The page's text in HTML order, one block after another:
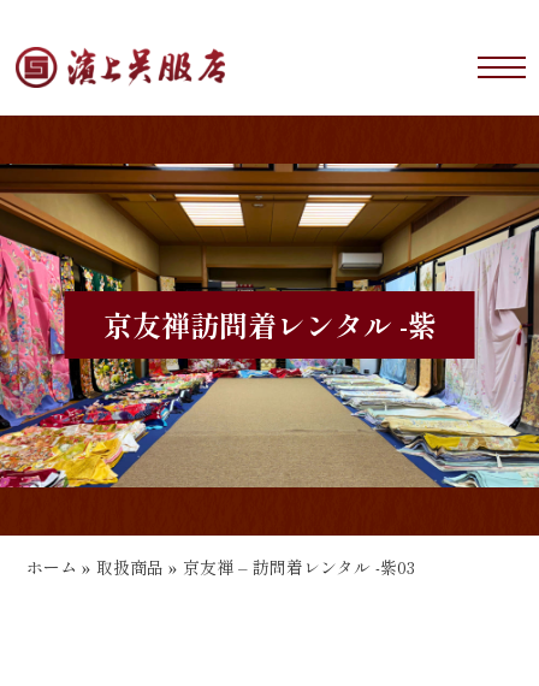
京友禅訪問着レンタル -紫
ホーム »取扱商品 » 京友禅 – 訪問着レンタル -紫03